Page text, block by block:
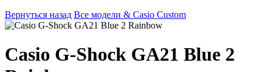
Вернуться назад Все модели & Casio Custom
Casio G-Shock GA21 Blue 2